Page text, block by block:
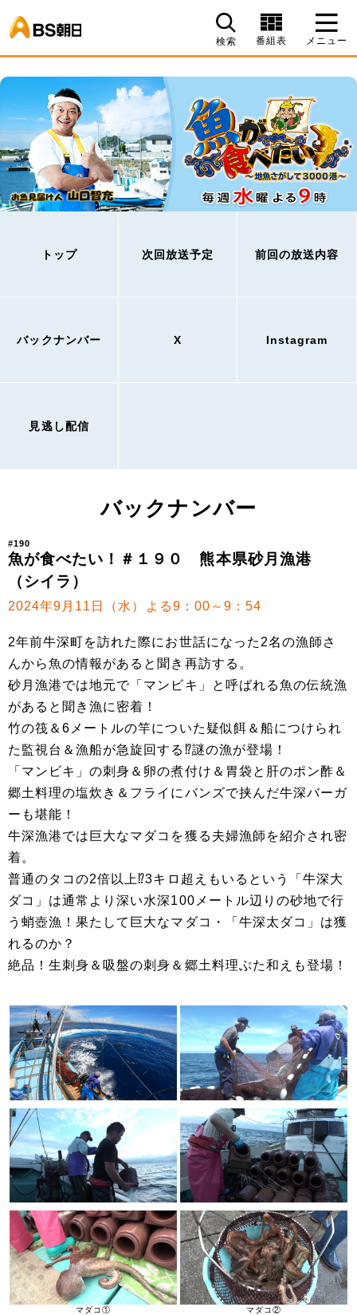
検索 番組表 メニュー
トップ 次回放送予定 前回の放送内容
バックナンバー X Instagram
見逃し配信
バックナンバー
#190
魚が食べたい！＃１９０ 熊本県砂月漁港
（シイラ）
2024年9月11日（水）よる9：00～9：54
2年前牛深町を訪れた際にお世話になった2名の漁師さ
んから魚の情報があると聞き再訪する。
砂月漁港では地元で「マンビキ」と呼ばれる魚の伝統漁
があると聞き漁に密着！
竹の筏＆6メートルの竿についた疑似餌＆船につけられ
た監視台＆漁船が急旋回する⁉謎の漁が登場！
「マンビキ」の刺身＆卵の煮付け＆胃袋と肝のポン酢＆
郷土料理の塩炊き＆フライにバンズで挟んだ牛深バーガ
ーも堪能！
牛深漁港では巨大なマダコを獲る夫婦漁師を紹介され密
着。
普通のタコの2倍以上⁉3キロ超えもいるという「牛深大
ダコ」は通常より深い水深100メートル辺りの砂地で行
う蛸壺漁！果たして巨大なマダコ・「牛深太ダコ」は獲
れるのか？
絶品！生刺身＆吸盤の刺身＆郷土料理ぶた和えも登場！
マダコ① マダコ②